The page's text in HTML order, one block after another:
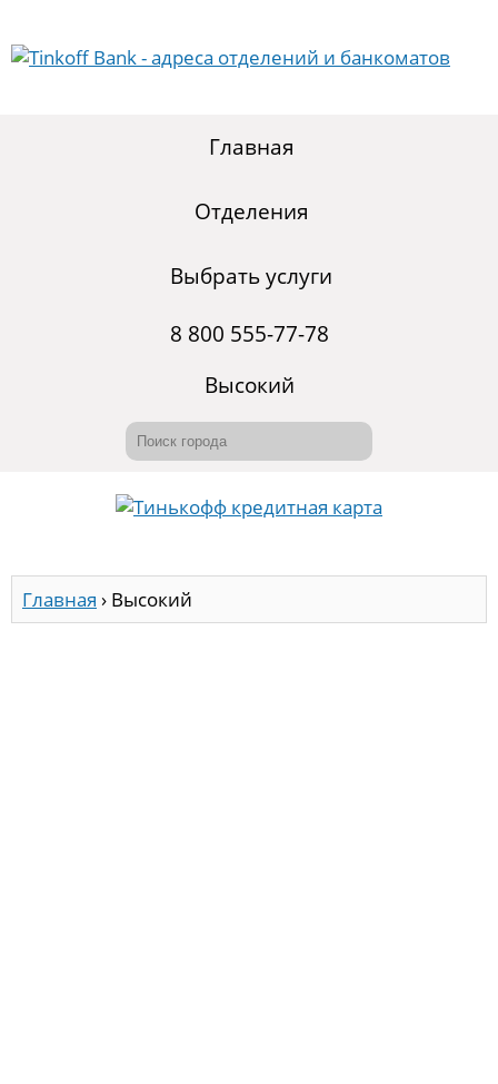
Главная
Отделения
Выбрать услуги
8 800 555-77-78
Высокий
Главная › Высокий